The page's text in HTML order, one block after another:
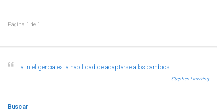
Página 1 de 1
La inteligencia es la habilidad de adaptarse a los cambios
Stephen Hawking
Buscar